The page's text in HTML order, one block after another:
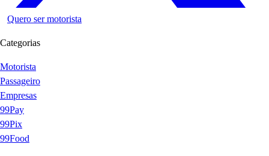
Quero ser motorista
Categorias
Motorista
Passageiro
Empresas
99Pay
99Pix
99Food